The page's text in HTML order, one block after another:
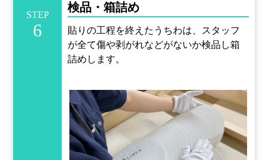
STEP
6
検品・箱詰め
貼りの工程を終えたうちわは、スタッフ
が全て傷や剥がれなどがないか検品し箱
詰めします。